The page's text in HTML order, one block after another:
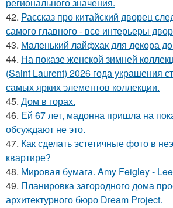
регионального значения.
42. Рассказ про китайский дворец
самого главного - все интерьеры
43. Маленький лайфхак для декора
44. На показе женской зимней
(Saint Laurent) 2026 года украшения
самых ярких элементов коллекции.
45. Дом в горах.
46. Ей 67 лет, мадонна пришла на
обсуждают не это.
47. Как сделать эстетичные фото в
квартире?
48. Мировая бумага. Amy Feigley -
49. Планировка загородного дома
архитектурного бюро Dream Project.